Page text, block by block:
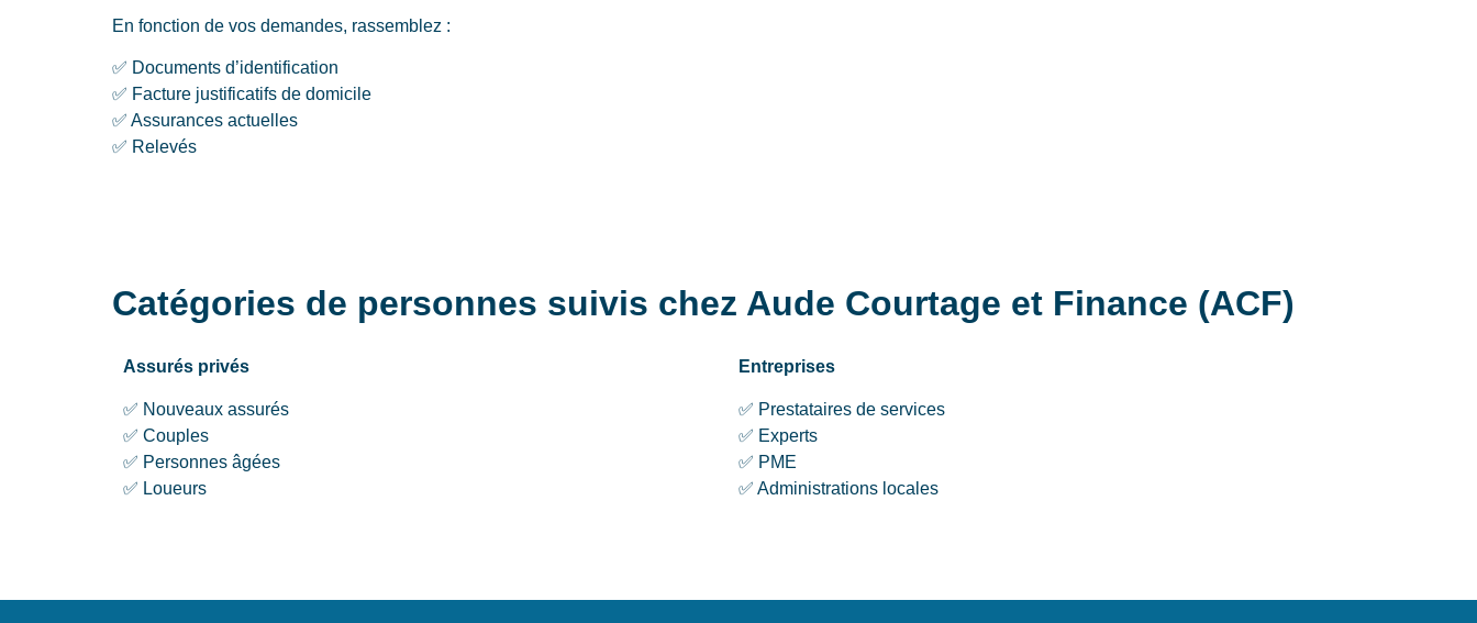
En fonction de vos demandes, rassemblez :
✅ Documents d’identification
✅ Facture justificatifs de domicile
✅ Assurances actuelles
✅ Relevés
Catégories de personnes suivis chez Aude Courtage et Finance (ACF)
Assurés privés
✅ Nouveaux assurés
✅ Couples
✅ Personnes âgées
✅ Loueurs
Entreprises
✅ Prestataires de services
✅ Experts
✅ PME
✅ Administrations locales